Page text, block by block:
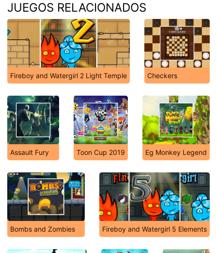
JUEGOS RELACIONADOS
Fireboy and Watergirl 2 Light Temple Checkers
Assault Fury Toon Cup 2019 Eg Monkey Legend
Bombs and Zombies Fireboy and Watergirl 5 Elements